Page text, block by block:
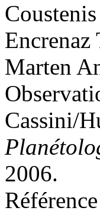
Coustenis
Encrenaz
Marten
Cassini/
2006.